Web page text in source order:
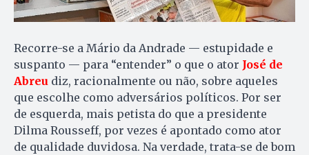
Recorre-se a Mário da Andrade — estupidade e
suspanto — para “entender” o que o ator José de
Abreu diz, racionalmente ou não, sobre aqueles
que escolhe como adversários políticos. Por ser
de esquerda, mais petista do que a presidente
Dilma Rousseff, por vezes é apontado como ator
de qualidade duvidosa. Na verdade, trata-se de bom